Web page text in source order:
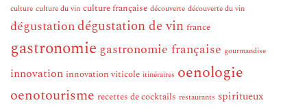
culture culture du vin culture française découverte découverte du vin
dégustationdégustation de vin france
gastronomie gastronomie française gourmandise
innovation innovation viticole itinéraires oenologie
oenotourisme recettes de cocktails restaurants spiritueux